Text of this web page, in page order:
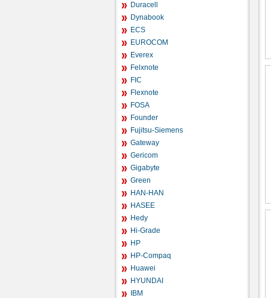
Duracell
Dynabook
ECS
EUROCOM
Everex
Felxnote
FIC
Flexnote
FOSA
Founder
Fujitsu-Siemens
Gateway
Gericom
Gigabyte
Green
HAN-HAN
HASEE
Hedy
Hi-Grade
HP
HP-Compaq
Huawei
HYUNDAI
IBM